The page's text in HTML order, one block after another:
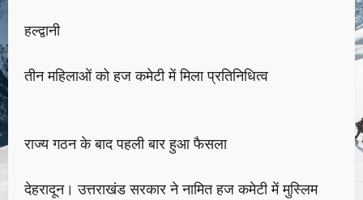
हल्द्वानी
तीन महिलाओं को हज कमेटी में मिला प्रतिनिधित्व
राज्य गठन के बाद पहली बार हुआ फैसला
देहरादून। उत्तराखंड सरकार ने नामित हज कमेटी में मुस्लिम